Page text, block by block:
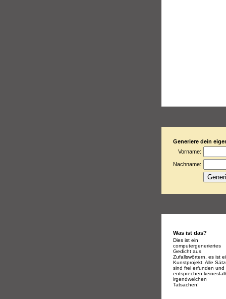
Generiere dein
Vorname:
Nachname:
Was ist das?
Dies ist ein
computergeneriertes
Gedicht aus
Zufallswörtern, es ist
Kunstprojekt. Alle
sind frei erfunden und
entsprechen
irgendwelchen
Tatsachen!